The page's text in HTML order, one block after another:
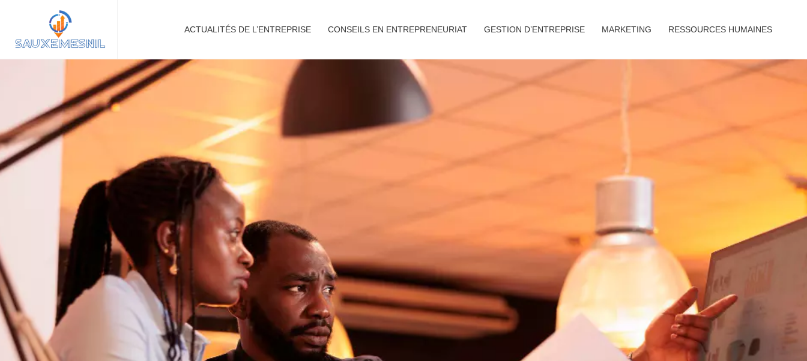
ACTUALITÉS DE L’ENTREPRISE CONSEILS EN ENTREPRENEURIAT GESTION D’ENTREPRISE MARKETING RESSOURCES HUMAINES